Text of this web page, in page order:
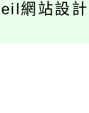
網站設